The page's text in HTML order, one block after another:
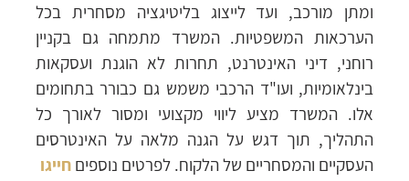
ומתן מורכב, ועד לייצוג בליטיגציה מסחרית בכל
הערכאות המשפטיות. המשרד מתמחה גם בקניין
רוחני, דיני האינטרנט, תחרות לא הוגנת ועסקאות
בינלאומיות, ועו"ד הרכבי משמש גם כבורר בתחומים
אלו. המשרד מציע ליווי מקצועי ומסור לאורך כל
התהליך, תוך דגש על הגנה מלאה על האינטרסים
העסקיים והמסחריים של הלקוח. לפרטים נוספים חייגו